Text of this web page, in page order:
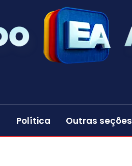
Política Outras seções